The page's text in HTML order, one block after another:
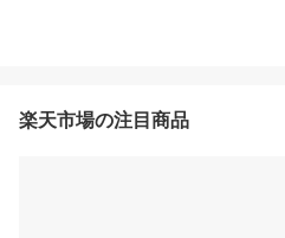
楽天市場の注目商品